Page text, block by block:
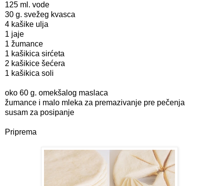
125 ml. vode
30 g. svežeg kvasca
4 kašike ulja
1 jaje
1 žumance
1 kašikica sirćeta
2 kašikice šećera
1 kašikica soli
oko 60 g. omekšalog maslaca
žumance i malo mleka za premazivanje pre pečenja
susam za posipanje
Priprema